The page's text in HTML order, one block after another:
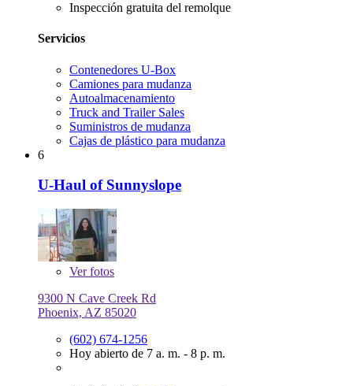
Inspección gratuita del remolque
Servicios
Contenedores U-Box
Camiones para mudanza
Autoalmacenamiento
Truck and Trailer Sales
Suministros de mudanza
Cajas de plástico para mudanza
6
U-Haul of Sunnyslope
Verfotos
9300 N Cave Creek Rd
Phoenix, AZ 85020
(602) 674-1256
Hoy abierto de 7 a. m. - 8 p. m.